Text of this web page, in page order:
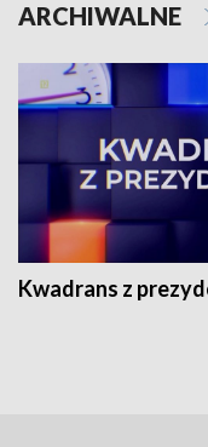
ARCHIWALNE
Kwadrans z